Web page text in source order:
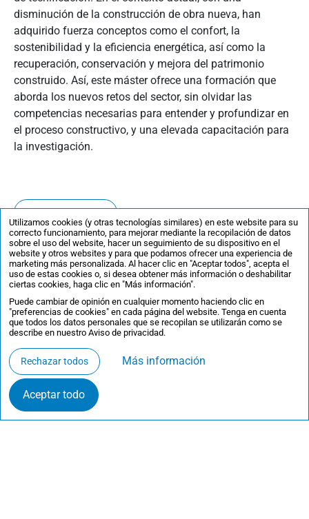
disminución de la construcción de obra nueva, han
adquirido fuerza conceptos como el confort, la
sostenibilidad y la eficiencia energética, así como la
recuperación, conservación y mejora del patrimonio
construido. Así, este máster ofrece una formación que
aborda los nuevos retos del sector, sin olvidar las
competencias necesarias para entender y profundizar en
el proceso constructivo, y una elevada capacitación para
la investigación.
Ver ficha completa
Utilizamos cookies (y otras tecnologías similares) en este website para su
correcto funcionamiento, para mejorar mediante la recopilación de datos
sobre el uso del website, hacer un seguimiento de su dispositivo en el
website y otros websites y para que podamos ofrecer una experiencia de
marketing más personalizada. Al hacer clic en "Aceptar todos", acepta el
uso de estas cookies o, si desea obtener más información o deshabilitar
ciertas cookies, haga clic en "Más información".
Puede cambiar de opinión en cualquier momento haciendo clic en
"preferencias de cookies" en cada página del website. Tenga en cuenta
que todos los datos personales que se recopilan se utilizarán como se
describe en nuestro Aviso de privacidad.
Rechazar todos Más información
Aceptar todo